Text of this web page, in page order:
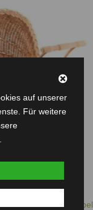
Wunschliste
Korb geflochten Bärbel
auf unserer
Für weitere